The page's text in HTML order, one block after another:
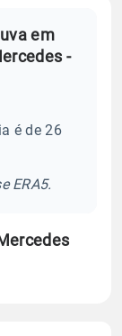
em
-
é de 26
ERA5.